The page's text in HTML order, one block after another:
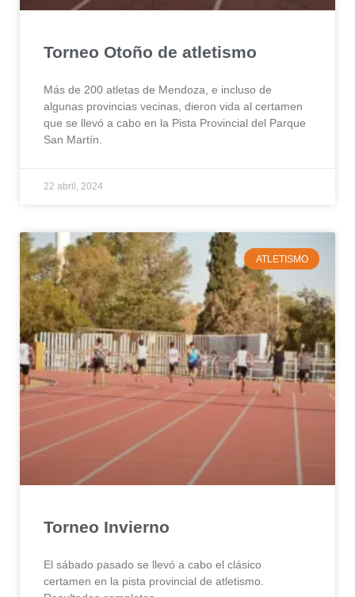
Torneo Otoño de atletismo
Más de 200 atletas de Mendoza, e incluso de
algunas provincias vecinas, dieron vida al certamen
que se llevó a cabo en la Pista Provincial del Parque
San Martín.
22 abril, 2024
ATLETISMO
Torneo Invierno
El sábado pasado se llevó a cabo el clásico
certamen en la pista provincial de atletismo.